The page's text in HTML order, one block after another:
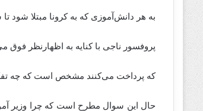
به هر دانش‌آموزی که به کرونا مبتلا شود تا سقف ۱۰ میلیون تومان هزینه بستری به صورت بلاعوض
پروفسور ناجی با کنایه به اظهارنظر فوق
که پرداخت می‌کنند مشخص است که چه
حال این سوال مطرح است که چرا وزیر